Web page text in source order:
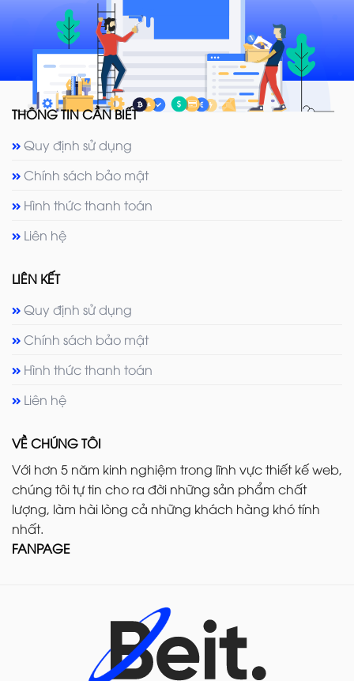
THÔNG TIN CẦN BIẾT
Quy định sử dụng
Chính sách bảo mật
Hình thức thanh toán
Liên hệ
LIÊN KẾT
Quy định sử dụng
Chính sách bảo mật
Hình thức thanh toán
Liên hệ
VỀ CHÚNG TÔI
Với hơn 5 năm kinh nghiệm trong lĩnh vực thiết kế web,
chúng tôi tự tin cho ra đời những sản phẩm chất
lượng, làm hài lòng cả những khách hàng khó tính
nhất.
FANPAGE